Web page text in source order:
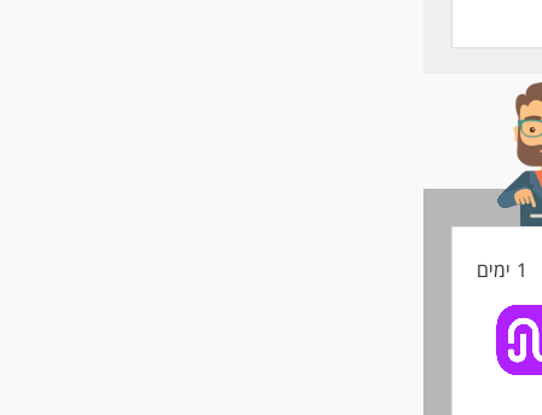
1 ימים